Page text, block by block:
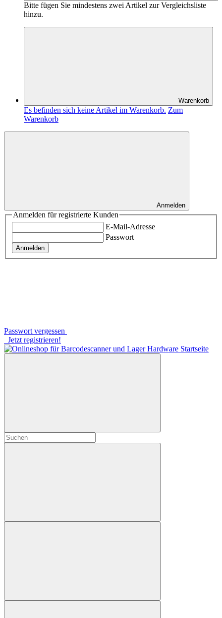
Bitte fügen Sie mindestens zwei Artikel zur Vergleichsliste
hinzu.
Warenkorb
Es befinden sich keine Artikel im Warenkorb. Zum
Warenkorb
Anmelden
Anmelden für registrierte Kunden
E-Mail-Adresse
Passwort
Anmelden
Passwort vergessen
Jetzt registrieren!